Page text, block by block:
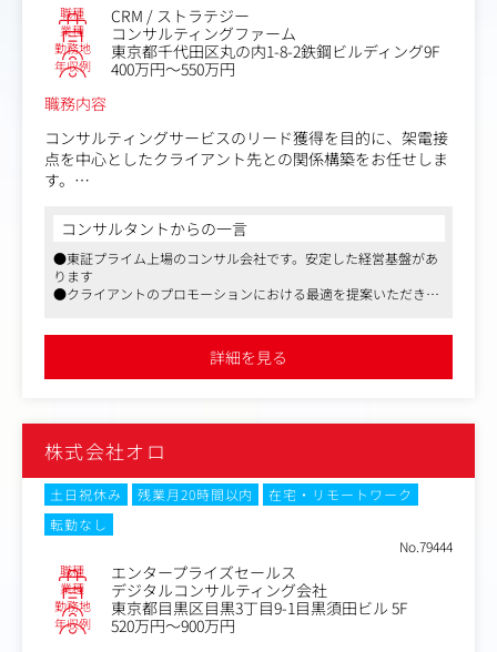
【仕事内容（変更の範囲）】無
職種 CRM / ストラテジー
業種 コンサルティングファーム
勤務地 東京都千代田区丸の内1-8-2鉄鋼ビルディング9F
年収例
400万円～550万円
職務内容
コンサルティングサービスのリード獲得を目的に、架電接
点を中心としたクライアント先との関係構築をお任せしま
す。
いただきます。また商談管理ツールを活用した顧客リスト
開発も行います。
【具体的な業務内容】
（１）クライアント先との関係構築活動
・ウェビナー・説明会開催における、案内メールの配信、
参加者への架電フォロー
ど）
・既存顧客ナーチャリングと仕組み整備（業種、ニーズ、
属性別など）
（２）商談管理ツール活用
・リード獲得した案件についてはCRMシステムへ入力促進
雇入れ直後 ： 上記記載内容
変更の範囲 ： グループ会社含む業務全般
コンサルタントからの一言
●東証プライム上場のコンサル会社です。安定した経営基盤があ
ります
●クライアントのプロモーションにおける最適を提案いただきま
詳細を見る
株式会社オロ
土日祝休み 残業月20時間以内
在宅・リモートワーク
転勤なし
No.79444
職種 エンタープライズセールス
業種 デジタルコンサルティング会社
勤務地 東京都目黒区目黒3丁目9-1目黒須田ビル 5F
年収例
520万円～900万円